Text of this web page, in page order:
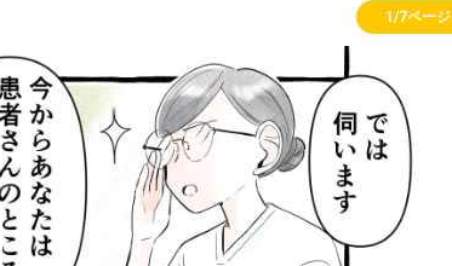
1/7ページ